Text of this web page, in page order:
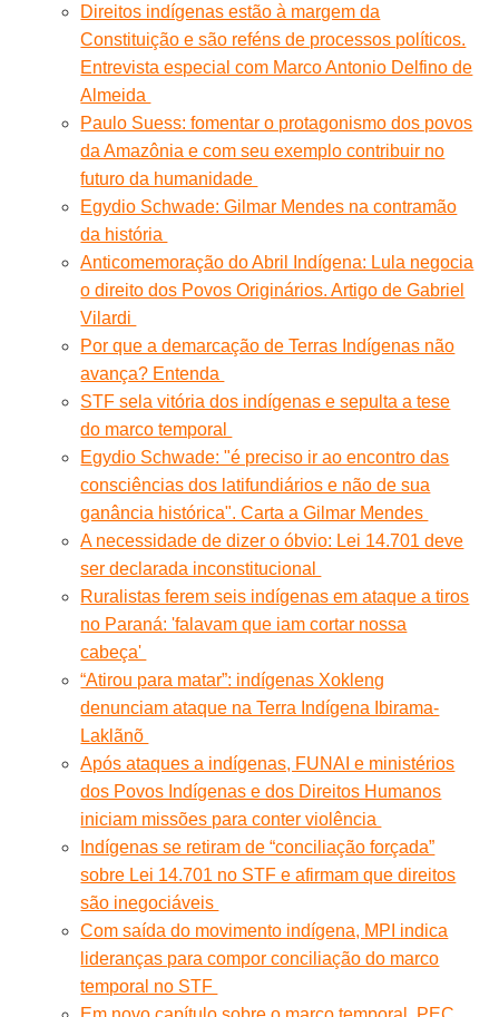
Direitos indígenas estão à margem da
Constituição e são reféns de processos políticos.
Entrevista especial com Marco Antonio Delfino de
Almeida
Paulo Suess: fomentar o protagonismo dos povos
da Amazônia e com seu exemplo contribuir no
futuro da humanidade
Egydio Schwade: Gilmar Mendes na contramão
da história
Anticomemoração do Abril Indígena: Lula negocia
o direito dos Povos Originários. Artigo de Gabriel
Vilardi
Por que a demarcação de Terras Indígenas não
avança? Entenda
STF sela vitória dos indígenas e sepulta a tese
do marco temporal
Egydio Schwade: "é preciso ir ao encontro das
consciências dos latifundiários e não de sua
ganância histórica". Carta a Gilmar Mendes
A necessidade de dizer o óbvio: Lei 14.701 deve
ser declarada inconstitucional
Ruralistas ferem seis indígenas em ataque a tiros
no Paraná: 'falavam que iam cortar nossa
cabeça'
“Atirou para matar”: indígenas Xokleng
denunciam ataque na Terra Indígena Ibirama-
Laklãnõ
Após ataques a indígenas, FUNAI e ministérios
dos Povos Indígenas e dos Direitos Humanos
iniciam missões para conter violência
Indígenas se retiram de “conciliação forçada”
sobre Lei 14.701 no STF e afirmam que direitos
são inegociáveis
Com saída do movimento indígena, MPI indica
lideranças para compor conciliação do marco
temporal no STF